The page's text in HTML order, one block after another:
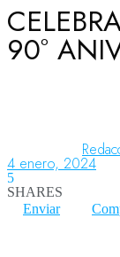
Aerolíneas
Aeropuertos
90º
4 enero, 2024
5
SHARES
Enviar